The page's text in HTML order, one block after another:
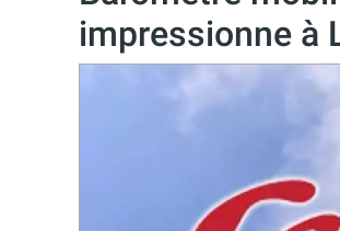
impressionne à